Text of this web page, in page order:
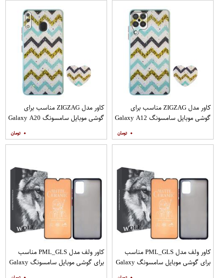
کاور مدل ZIGZAG مناسب برای
گوشی موبایل سامسونگ Galaxy A12
۰
کاور مدل ZIGZAG مناسب برای
گوشی موبایل سامسونگ Galaxy A20
۰
کاور ولف مدل PML_GLS مناسب
برای گوشی موبایل سامسونگ Galaxy
کاور ولف مدل PML_GLS مناسب
برای گوشی موبایل سامسونگ Galaxy